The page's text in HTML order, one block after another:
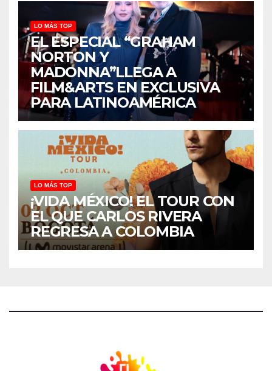
LO MÁS TOP
EL ESPECIAL “GRAHAM
NORTON Y
MADONNA”LLEGA A
FILM&ARTS EN EXCLUSIVA
PARA LATINOAMÉRICA
LO MÁS TOP
¡VIDA MÉXICO! EL TOUR CON
EL QUE CARLOS RIVERA
REGRESA A COLOMBIA